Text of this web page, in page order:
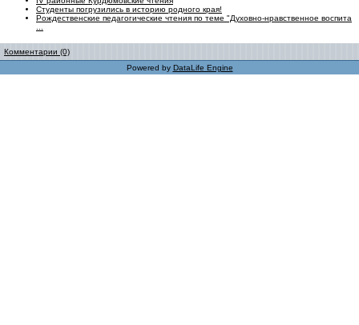
Студенты погрузились в историю родного края!
Рождественские педагогические чтения по теме "Духовно-нравственное воспита
Комментарии (0)
Powered by DataLife Engine